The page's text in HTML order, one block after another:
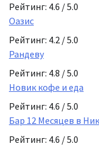
Рейтинг: 4.6 / 5.0
Оазис
Рейтинг: 4.2 / 5.0
Рандеву
Рейтинг: 4.8 / 5.0
Новик кофе и еда
Рейтинг: 4.6 / 5.0
Бар 12 Месяцев в
Рейтинг: 4.6 / 5.0